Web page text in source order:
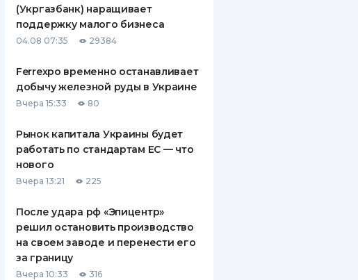
ПУТЕВОДИТЕЛИ ПО
СТРАХОВЫЕ КОМПАНИИ
КОМПАНИЯХ
КОНТАКТЫ
(Укргазбанк) наращивает
поддержку малого бизнеса
04.08 07:35 29384
Ferrexpo временно останавливает
добычу железной руды в Украине
Вчера 15:33 80
Рынок капитала Украины будет
работать по стандартам ЕС — что
нового
Вчера 13:21 225
После удара рф «Эпицентр»
решил остановить производство
на своем заводе и перенести его
за границу
Вчера 10:33 316